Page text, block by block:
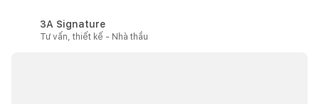
3A Signature
Tư vấn, thiết kế - Nhà thầu